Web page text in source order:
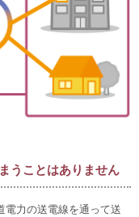
うことはありません
電力の送電線を通って送